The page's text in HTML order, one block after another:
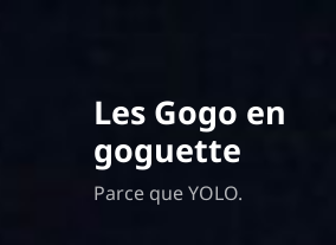
Les Gogo en
goguette
Parce que YOLO.